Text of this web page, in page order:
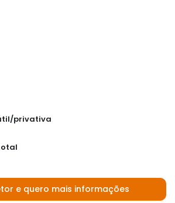
privativa
e quero mais informações